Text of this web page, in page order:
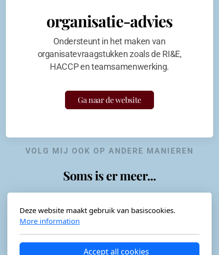
organisatie-advies
Ondersteunt in het maken van
organisatevraagstukken zoals de RI&E,
HACCP en teamsamenwerking.
Ga naar de website
VOLG MIJ OOK OP ANDERE MANIEREN
Soms is er meer...
Horeca-advies
Deze website maakt gebruik van basiscookies.
More information
Accept all cookies